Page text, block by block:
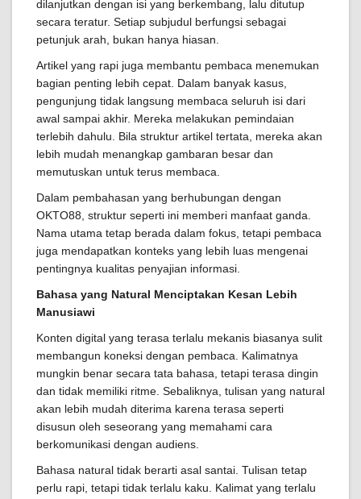
dilanjutkan dengan isi yang berkembang, lalu ditutup
secara teratur. Setiap subjudul berfungsi sebagai
petunjuk arah, bukan hanya hiasan.
Artikel yang rapi juga membantu pembaca menemukan
bagian penting lebih cepat. Dalam banyak kasus,
pengunjung tidak langsung membaca seluruh isi dari
awal sampai akhir. Mereka melakukan pemindaian
terlebih dahulu. Bila struktur artikel tertata, mereka akan
lebih mudah menangkap gambaran besar dan
memutuskan untuk terus membaca.
Dalam pembahasan yang berhubungan dengan
OKTO88, struktur seperti ini memberi manfaat ganda.
Nama utama tetap berada dalam fokus, tetapi pembaca
juga mendapatkan konteks yang lebih luas mengenai
pentingnya kualitas penyajian informasi.
Bahasa yang Natural Menciptakan Kesan Lebih
Manusiawi
Konten digital yang terasa terlalu mekanis biasanya sulit
membangun koneksi dengan pembaca. Kalimatnya
mungkin benar secara tata bahasa, tetapi terasa dingin
dan tidak memiliki ritme. Sebaliknya, tulisan yang natural
akan lebih mudah diterima karena terasa seperti
disusun oleh seseorang yang memahami cara
berkomunikasi dengan audiens.
Bahasa natural tidak berarti asal santai. Tulisan tetap
perlu rapi, tetapi tidak terlalu kaku. Kalimat yang terlalu